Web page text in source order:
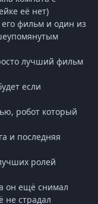
её нет)
фильм и один из
лучший фильм
если
робот который
и последняя
ролей
он ещё снимал
страдал